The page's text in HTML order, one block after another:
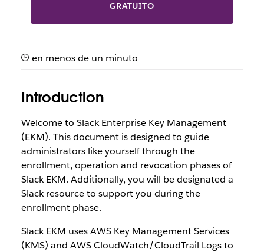
GRATUITO
en menos de un minuto
Introduction
Welcome to Slack Enterprise Key Management
(EKM). This document is designed to guide
administrators like yourself through the
enrollment, operation and revocation phases of
Slack EKM. Additionally, you will be designated a
Slack resource to support you during the
enrollment phase.
Slack EKM uses AWS Key Management Services
(KMS) and AWS CloudWatch/CloudTrail Logs to